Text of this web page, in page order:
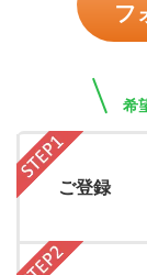
フ
希
ご登録